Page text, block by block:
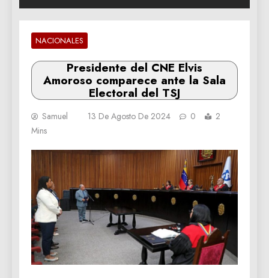
NACIONALES
Presidente del CNE Elvis
Amoroso comparece ante la Sala
Electoral del TSJ
Samuel 13 De Agosto De 2024 0
2
Mins